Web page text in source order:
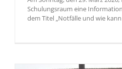
Schulungsraum eine
dem Titel „Notfälle und wie